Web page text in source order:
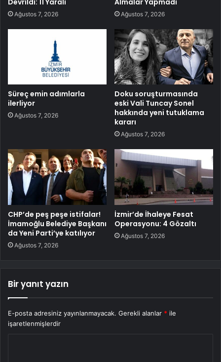
Ağustos 7, 2026 Ağustos 7, 2026
Süreç emin adımlarla
ilerliyor
Ağustos 7, 2026
Doku soruşturmasında
eski Vali Tuncay Sonel
hakkında yeni tutuklama
kararı
Ağustos 7, 2026
CHP’de peş peşe istifalar!
İmamoğlu Belediye Başkanı
da Yeni Parti’ye katılıyor
Ağustos 7, 2026
İzmir’de İhaleye Fesat
Operasyonu: 4 Gözaltı
Ağustos 7, 2026
Bir yanıt yazın
E-posta adresiniz yayınlanmayacak. Gerekli alanlar * ile
işaretlenmişlerdir